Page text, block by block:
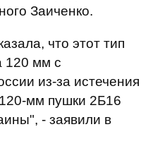
Заиченко.
что этот тип
120 мм с
из-за истечения
мм пушки 2Б16
- заявили в